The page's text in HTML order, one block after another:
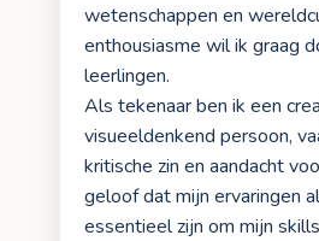
wetenschappen en
enthousiasme wil ik graag
leerlingen.
Als tekenaar ben ik een
visueeldenkend persoon,
kritische zin en aandacht
geloof dat mijn ervaringen
essentieel zijn om mijn